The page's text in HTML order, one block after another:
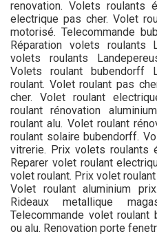
renovation. Volets roulants
electrique pas cher. Volet
motorisé. Telecommande
Réparation volets roulants
volets roulants
Volets roulant bubendorff
roulant. Volet roulant pas
cher. Volet roulant
roulant rénovation
roulant alu. Volet roulant
roulant solaire bubendorff.
vitrerie. Prix volets roulants
Reparer volet roulant
volet roulant. Prix volet roulant
Volet roulant aluminium
Rideaux metallique
Telecommande volet
ou alu. Renovation porte